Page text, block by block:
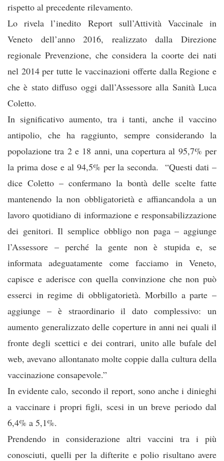
rispetto al precedente rilevamento.
Lo rivela l’inedito Report sull’Attività Vaccinale in
Veneto dell’anno 2016, realizzato dalla Direzione
regionale Prevenzione, che considera la coorte dei nati
nel 2014 per tutte le vaccinazioni offerte dalla Regione e
che è stato diffuso oggi dall’Assessore alla Sanità Luca
Coletto.
In significativo aumento, tra i tanti, anche il vaccino
antipolio, che ha raggiunto, sempre considerando la
popolazione tra 2 e 18 anni, una copertura al 95,7% per
la prima dose e al 94,5% per la seconda. “Questi dati –
dice Coletto – confermano la bontà delle scelte fatte
mantenendo la non obbligatorietà e affiancandola a un
lavoro quotidiano di informazione e responsabilizzazione
dei genitori. Il semplice obbligo non paga – aggiunge
l’Assessore – perché la gente non è stupida e, se
informata adeguatamente come facciamo in Veneto,
capisce e aderisce con quella convinzione che non può
esserci in regime di obbligatorietà. Morbillo a parte –
aggiunge – è straordinario il dato complessivo: un
aumento generalizzato delle coperture in anni nei quali il
fronte degli scettici e dei contrari, unito alle bufale del
web, avevano allontanato molte coppie dalla cultura della
vaccinazione consapevole.”
In evidente calo, secondo il report, sono anche i dinieghi
a vaccinare i propri figli, scesi in un breve periodo dal
6,4% a 5,1%.
Prendendo in considerazione altri vaccini tra i più
conosciuti, quelli per la difterite e polio risultano avere